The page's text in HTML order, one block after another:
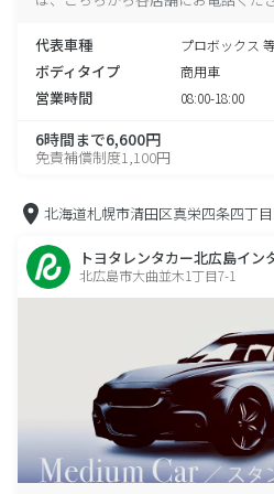
代表車種 プロボックス
ボディタイプ 商用車
営業時間 08:00-18:00
6時間まで6,600円
免責補償制度1,100円
北海道札幌市清田区真栄四条四丁
トヨタレンタカー北広島イン
北広島市大曲並木1丁目7-1